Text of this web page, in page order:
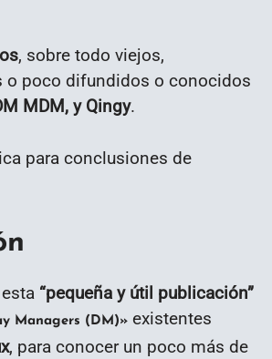
, sobre todo viejos,
o poco difundidos o conocidos
MDM, y Qingy.
“pequeña y útil publicación”
Managers (DM)» existentes
, para conocer un poco más de